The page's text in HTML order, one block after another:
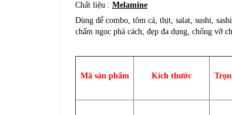
Chất liệu : Melamine
Dùng để combo, tôm cá, thịt, salat, sushi,
chấm ngọc phá cách, đẹp đa dụng, chống vỡ
Mã sản phẩm Kích thước